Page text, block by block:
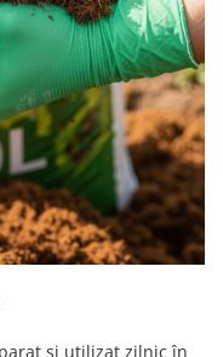
și utilizat zilnic în